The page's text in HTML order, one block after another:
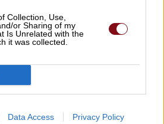
Collection, Use,
or Sharing of my
Is Unrelated with the
it was collected.
Data Access Privacy Policy
όλοι, το τόνισε και
ότι ο κορονοϊός δεν κάνει
ευπαθείς ομάδες είναι πιο
δεν σημαίνει ότι οι υπόλοιποι
τρόπος να σπάσουμε την